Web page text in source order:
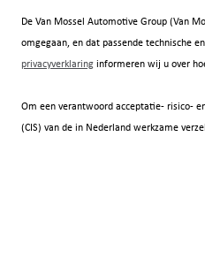
De Van Mossel Automotive Group (Van
omgegaan, en dat passende technische
privacyverklaringinformeren wij u over
Om een verantwoord acceptatie- risico-
(CIS) van de in Nederland werkzame